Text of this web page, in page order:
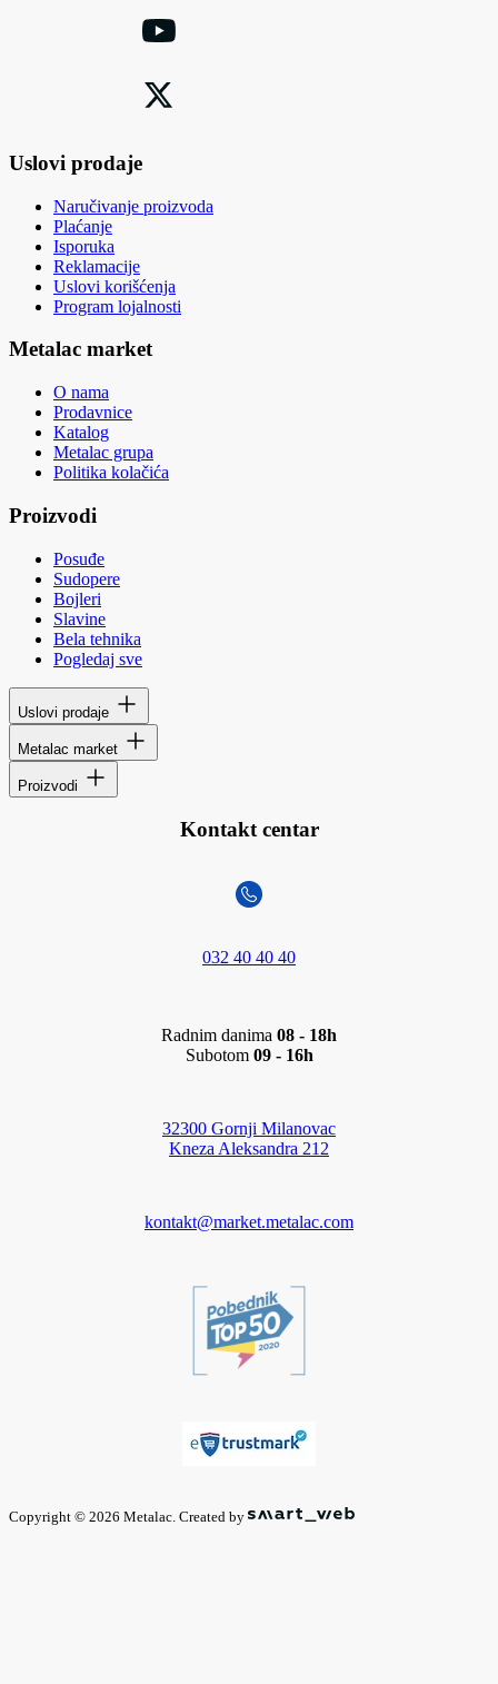
Uslovi prodaje
Naručivanje proizvoda
Plaćanje
Isporuka
Reklamacije
Uslovi korišćenja
Program lojalnosti
Metalac market
O nama
Prodavnice
Katalog
Metalac grupa
Politika kolačića
Proizvodi
Posuđe
Sudopere
Bojleri
Slavine
Bela tehnika
Pogledaj sve
Uslovi prodaje
Metalac market
Proizvodi
Kontakt centar
032 40 40 40
Radnim danima 08 - 18h
Subotom 09 - 16h
32300 Gornji Milanovac
Kneza Aleksandra 212
kontakt@market.metalac.com
Copyright © 2026 Metalac. Created by